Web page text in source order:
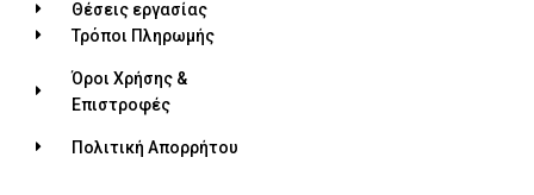
Θέσεις εργασίας
Τρόποι Πληρωμής
Όροι Χρήσης &
Επιστροφές
Πολιτική Απορρήτου